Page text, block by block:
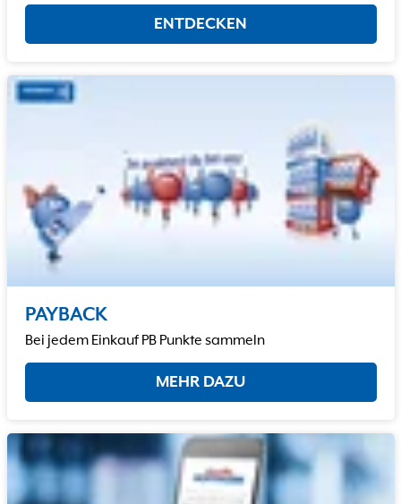
ENTDECKEN
PAYBACK
Bei jedem Einkauf PB Punkte sammeln
MEHR DAZU